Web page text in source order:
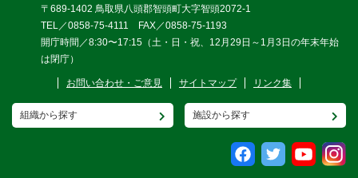
〒689-1402 鳥取県八頭郡智頭町大字智頭2072-1
TEL／0858-75-4111 FAX／0858-75-1193
開庁時間／8:30〜17:15（土・日・祝、12月29日～1月3日の年末年始
は閉庁）
お問い合わせ・ご意見 サイトマップ リンク集
組織から探す 施設から探す